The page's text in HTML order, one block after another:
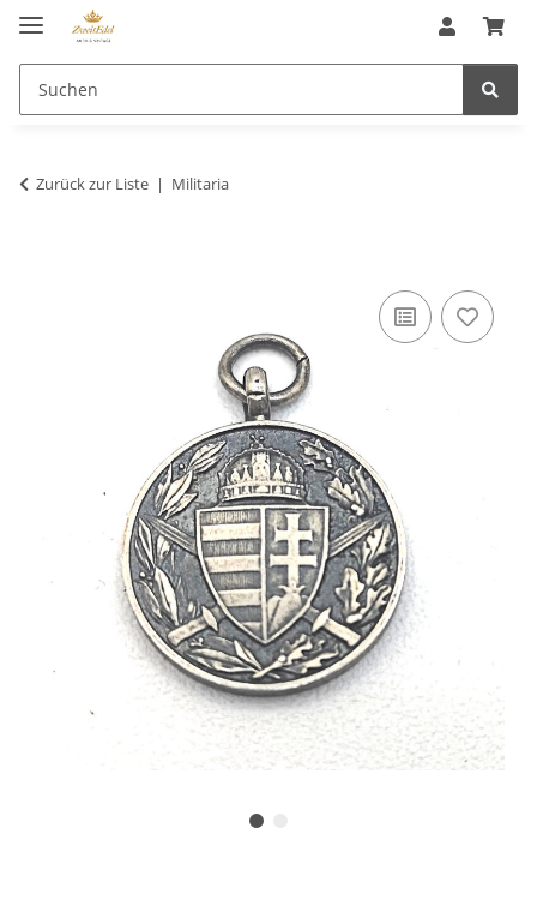
Zurück zur Liste Militaria